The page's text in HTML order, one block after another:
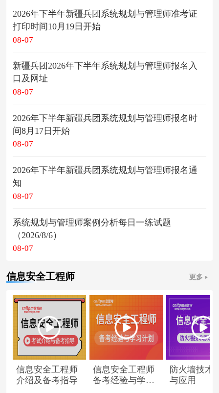
2026年下半年新疆兵团系统规划与管理师准考证
打印时间10月19日开始
08-07
新疆兵团2026年下半年系统规划与管理师报名入
口及网址
08-07
2026年下半年新疆兵团系统规划与管理师报名时
间8月17日开始
08-07
2026年下半年新疆兵团系统规划与管理师报名通
知
08-07
系统规划与管理师案例分析每日一练试题
（2026/8/6）
08-07
信息安全工程师 更多
信息安全工程师
介绍及备考指导
信息安全工程师
备考经验与学习
防火墙技术
与应用